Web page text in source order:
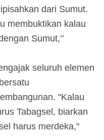
dari Sumut.
membuktikan kalau
Sumut,’’
seluruh elemen
"Kalau
Tabagsel, biarkan
harus merdeka,"